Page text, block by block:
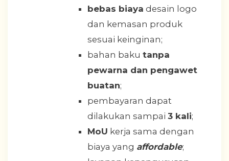
bebas biaya desain logo
dan kemasan produk
sesuai keinginan;
bahan baku tanpa
pewarna dan pengawet
buatan;
pembayaran dapat
dilakukan sampai 3 kali;
MoU kerja sama dengan
biaya yang affordable;